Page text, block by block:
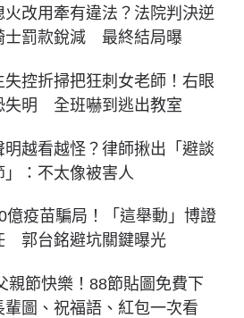
火改用牽有違法？法院判決逆
士罰款銳減 最終結局曝
失控折掃把狂刺女老師！右眼
失明 全班嚇到逃出教室
明越看越怪？律師揪出「避談
」：不太像被害人
億疫苗騙局！「這舉動」博證
郭台銘避坑關鍵曝光
親節快樂！88節貼圖免費下
輩圖、祝福語、紅包一次看